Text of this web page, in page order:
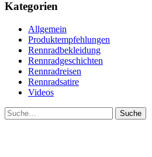
Kategorien
Allgemein
Produktempfehlungen
Rennradbekleidung
Rennradgeschichten
Rennradreisen
Rennradsatire
Videos
Suche